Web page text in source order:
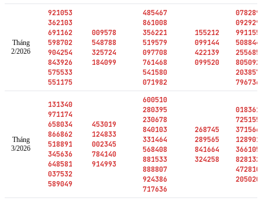
Tháng
2/2026
921053
362103
691162
598702
904254
843926
575533
551175
009578
548788
325724
184099
485467
861008
356221
519579
097708
761468
541580
071982
155212
099144
422139
099520
078289
092929
991155
508844
255685
805092
203857
796736
Tháng
3/2026
131340
971174
658034
866862
518891
345636
648581
037532
589049
453019
124833
002345
784140
914993
600510
280395
230678
840103
331464
568408
881533
888807
924386
717636
268745
289565
841664
324258
018361
725155
371566
128901
366105
828132
472810
205020